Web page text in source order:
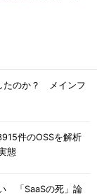
たのか？ メインフ
件のOSSを解析
態
「SaaSの死」論